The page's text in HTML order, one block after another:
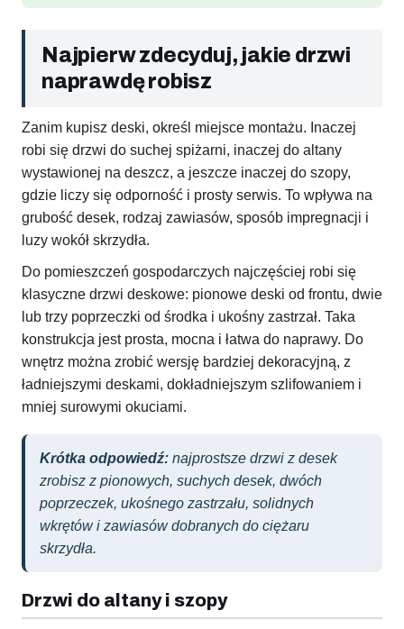
Najpierw zdecyduj, jakie drzwi
naprawdę robisz
Zanim kupisz deski, określ miejsce montażu. Inaczej
robi się drzwi do suchej spiżarni, inaczej do altany
wystawionej na deszcz, a jeszcze inaczej do szopy,
gdzie liczy się odporność i prosty serwis. To wpływa na
grubość desek, rodzaj zawiasów, sposób impregnacji i
luzy wokół skrzydła.
Do pomieszczeń gospodarczych najczęściej robi się
klasyczne drzwi deskowe: pionowe deski od frontu, dwie
lub trzy poprzeczki od środka i ukośny zastrzał. Taka
konstrukcja jest prosta, mocna i łatwa do naprawy. Do
wnętrz można zrobić wersję bardziej dekoracyjną, z
ładniejszymi deskami, dokładniejszym szlifowaniem i
mniej surowymi okuciami.
Krótka odpowiedź: najprostsze drzwi z desek
zrobisz z pionowych, suchych desek, dwóch
poprzeczek, ukośnego zastrzału, solidnych
wkrętów i zawiasów dobranych do ciężaru
skrzydła.
Drzwi do altany i szopy